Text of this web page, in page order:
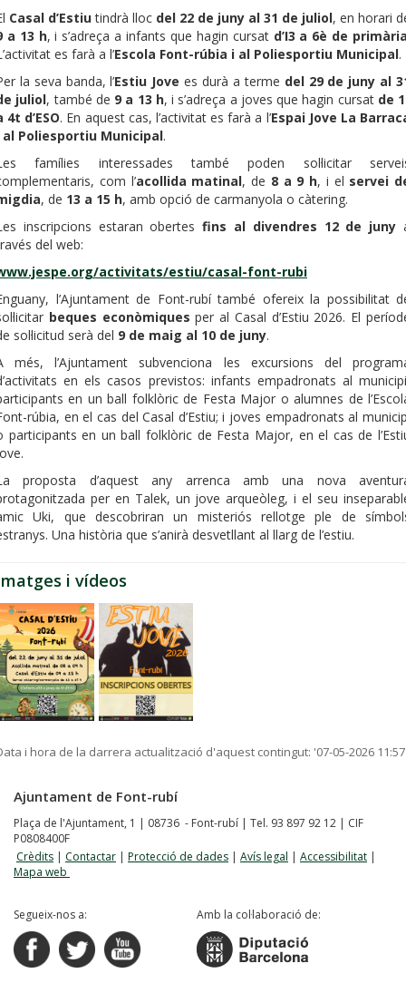
Casal d’Estiutindrà lloc del 22 de juny al 31 de juliol, en horari
a 13 h, i s’adreça a infants que hagin cursat d’I3 a 6è de
es farà a l’Escola Font-rúbia i al Poliesportiu Municipal.
la seva banda, l’Estiu Jove es durà a terme del 29 de juny al
juliol, també de 9 a 13 h, i s’adreça a joves que hagin cursat de
4t d’ESO. En aquest cas, l’activitat es farà a l’Espai Jove La
al Poliesportiu Municipal.
famílies interessades també poden sol·licitar
com l’acollida matinal, de 8 a 9 h, i el servei
, de 13 a 15 h, amb opció de carmanyola o càtering.
inscripcions estaran obertesfins al divendres 12 de juny
del web:
activitats/estiu/casal-font-rubi
l’Ajuntament de Font-rubí també ofereix la possibilitat
beques econòmiques per al Casal d’Estiu 2026. El
sol·licitud serà del 9 de maig al 10 de juny.
més, l’Ajuntament subvenciona les excursions del
en els casos previstos: infants empadronats al
en un ball folklòric de Festa Major o alumnes de
rúbia, en el cas del Casal d’Estiu; i joves empadronats al
participants en un ball folklòric de Festa Major, en el cas de
proposta d’aquest any arrenca amb una nova
per en Talek, un jove arqueòleg, i el seu
Uki, que descobriran un misteriós rellotge ple de
Una història que s’anirà desvetllant al llarg de l’estiu.
i vídeos
i hora de la darrera actualització d'aquest contingut: '07-05-2026 11:57
Ajuntament de Font-rubí
Plaça de l'Ajuntament, 1 | 08736 - Font-rubí | Tel. 93 897 92 12 | CIF
P0808400F
Crèdits | Contactar | Protecció de dades | Avís legal | Accessibilitat |
Mapa web
Segueix-nos a: Amb la col·laboració de: